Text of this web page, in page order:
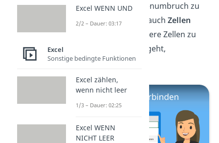
jetzt. Anstatt einen Zeilenumbruch zu
setzen, kannst du aber auch Zellen
verbinden
und so mehrere Zellen zu
einer machen. Wie das geht,
erfährst du hier.
Excel WENN UND
2/2 – Dauer: 03:17
Excel
Sonstige bedingte Funktionen
Excel zählen,
wenn nicht leer
1/3 – Dauer: 02:25
Excel WENN
NICHT LEER